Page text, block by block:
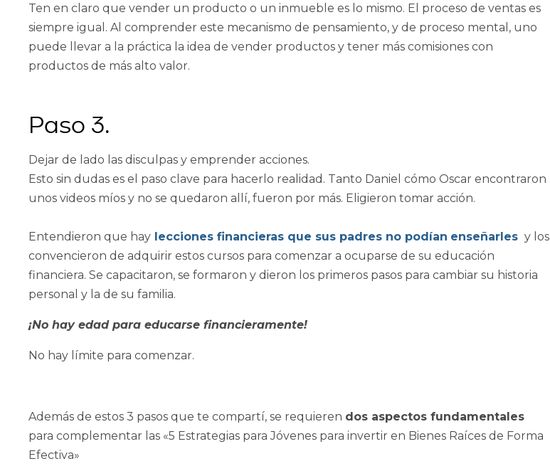
Ten en claro que vender un producto o un inmueble es lo mismo. El proceso de ventas es
siempre igual. Al comprender este mecanismo de pensamiento, y de proceso mental, uno
puede llevar a la práctica la idea de vender productos y tener más comisiones con
productos de más alto valor.
Paso 3.
Dejar de lado las disculpas y emprender acciones.
Esto sin dudas es el paso clave para hacerlo realidad. Tanto Daniel cómo Oscar encontraron
unos videos míos y no se quedaron allí, fueron por más. Eligieron tomar acción.
Entendieron que hay lecciones financieras que sus padres no podían enseñarles y los
convencieron de adquirir estos cursos para comenzar a ocuparse de su educación
financiera. Se capacitaron, se formaron y dieron los primeros pasos para cambiar su historia
personal y la de su familia.
¡No hay edad para educarse financieramente!
No hay límite para comenzar.
Además de estos 3 pasos que te compartí, se requieren dos aspectos fundamentales
para complementar las «5 Estrategias para Jóvenes para invertir en Bienes Raíces de Forma
Efectiva»